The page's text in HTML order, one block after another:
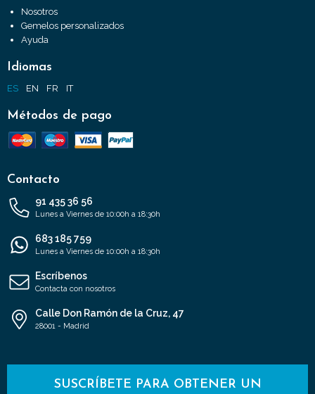
Nosotros
Gemelos personalizados
Ayuda
Idiomas
ES EN FR IT
Métodos de pago
Contacto
91 435 36 56
Lunes a Viernes de 10:00h a 18:30h
683 185 759
Lunes a Viernes de 10:00h a 18:30h
Escríbenos
Contacta con nosotros
Calle Don Ramón de la Cruz, 47
28001 - Madrid
SUSCRÍBETE PARA OBTENER UN